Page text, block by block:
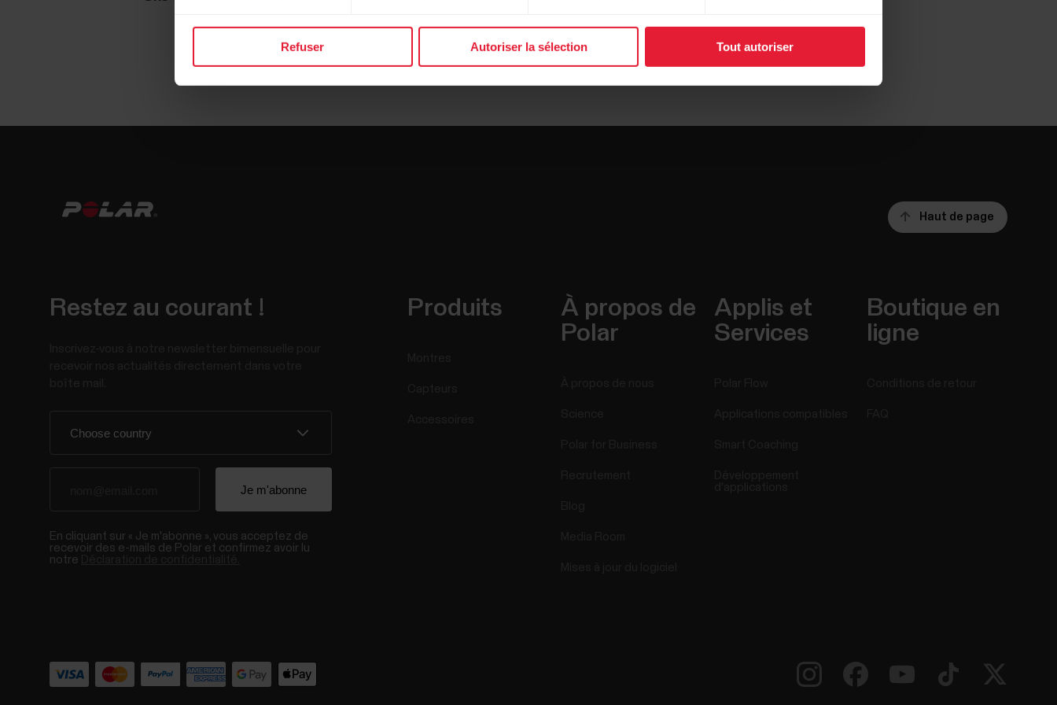
Refuser Autoriser la sélection Tout autoriser
Haut de page
Restez au courant !
En cliquant sur « Je m'abonne », vous acceptez de
recevoir des e-mails de Polar et confirmez avoir lu
notre
Produits
À propos de
Polar
Applis et
Services
Boutique en
ligne